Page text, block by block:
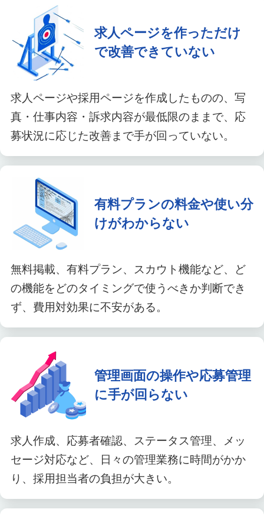
求人ページを作っただけ
で改善できていない
求人ページや採用ページを作成したものの、写
真・仕事内容・訴求内容が最低限のままで、応
募状況に応じた改善まで手が回っていない。
有料プランの料金や使い分
けがわからない
無料掲載、有料プラン、スカウト機能など、ど
の機能をどのタイミングで使うべきか判断でき
ず、費用対効果に不安がある。
管理画面の操作や応募管理
に手が回らない
求人作成、応募者確認、ステータス管理、メッ
セージ対応など、日々の管理業務に時間がかか
り、採用担当者の負担が大きい。